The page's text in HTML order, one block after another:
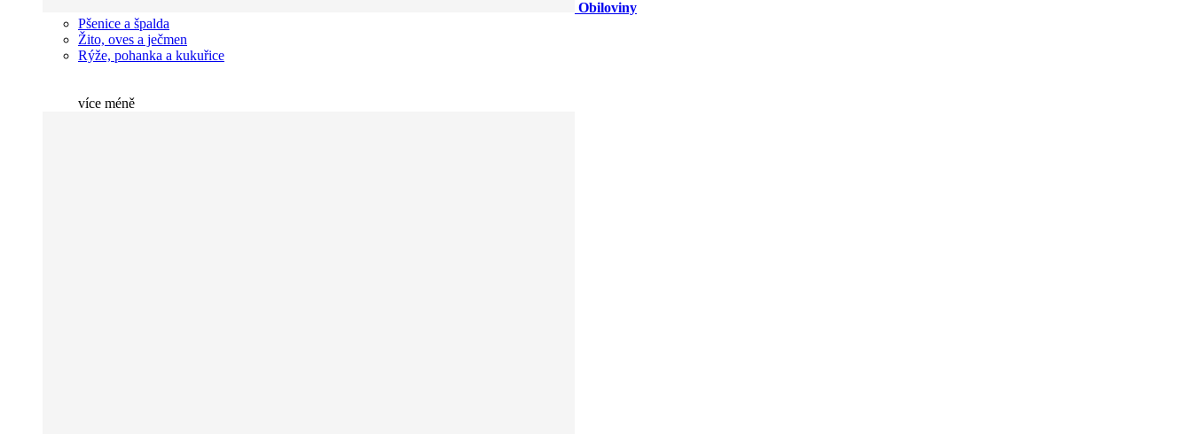
Obiloviny
Pšenice a špalda
Žito, oves a ječmen
Rýže, pohanka a kukuřice
více méně